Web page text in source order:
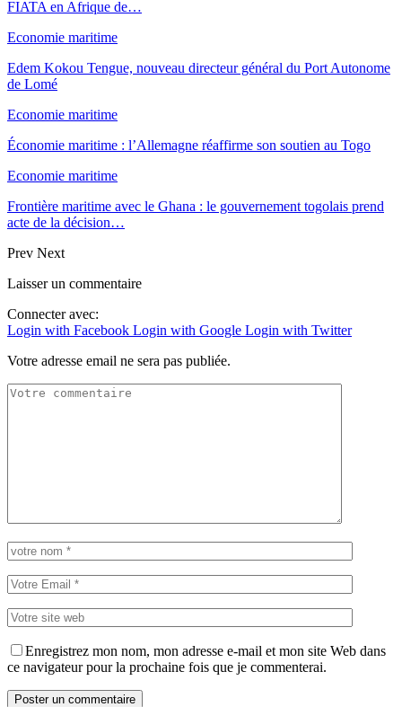
FIATA en Afrique de…
Economie maritime
Edem Kokou Tengue, nouveau directeur général du Port Autonome
de Lomé
Economie maritime
Économie maritime : l’Allemagne réaffirme son soutien au Togo
Economie maritime
Frontière maritime avec le Ghana : le gouvernement togolais prend
acte de la décision…
Prev Next
Laisser un commentaire
Connecter avec:
Login with Facebook Login with Google Login with Twitter
Votre adresse email ne sera pas publiée.
Enregistrez mon nom, mon adresse e-mail et mon site Web dans
ce navigateur pour la prochaine fois que je commenterai.